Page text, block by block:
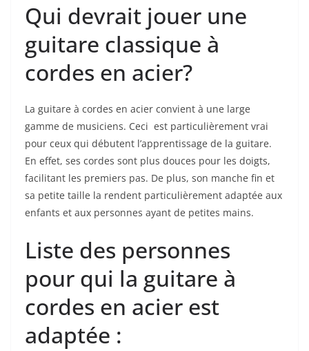
Qui devrait jouer une‍
guitare classique à
cordes en acier?
La guitare à cordes en acier ⁤convient à une large⁣
gamme de ‌musiciens. Ceci ⁣ est⁢ particulièrement ⁢vrai
pour ceux qui débutent l’apprentissage de la guitare.
En effet, ses cordes sont plus douces pour les doigts,‌
facilitant les premiers pas. De ⁤plus, ‌son manche fin et
sa petite taille la rendent ‌particulièrement adaptée aux
enfants et⁢ aux personnes ayant de petites mains.
Liste des personnes
pour qui la guitare‍ à
cordes en acier est⁤
adaptée :